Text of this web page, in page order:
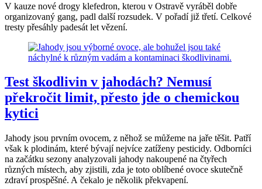
V kauze nové drogy klefedron, kterou v Ostravě vyráběl dobře
organizovaný gang, padl další rozsudek. V pořadí již třetí. Celkové
tresty přesáhly padesát let vězení.
Test škodlivin v jahodách? Nemusí
překročit limit, přesto jde o chemickou
kytici
Jahody jsou prvním ovocem, z něhož se můžeme na jaře těšit. Patří
však k plodinám, které bývají nejvíce zatíženy pesticidy. Odborníci
na začátku sezony analyzovali jahody nakoupené na čtyřech
různých místech, aby zjistili, zda je toto oblíbené ovoce skutečně
zdraví prospěšné. A čekalo je několik překvapení.